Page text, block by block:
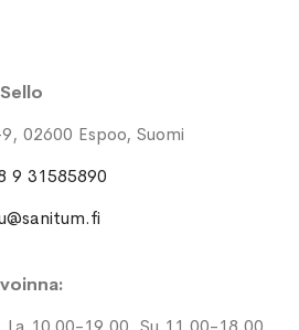
02600 Espoo, Suomi
9 31585890